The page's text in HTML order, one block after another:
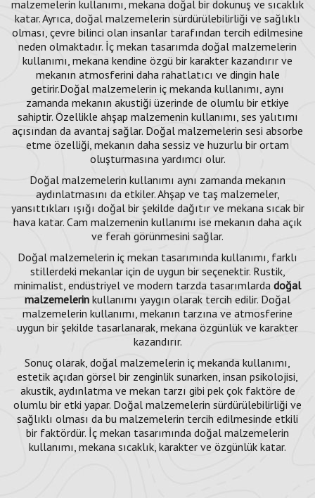
malzemelerin kullanımı, mekana doğal bir dokunuş ve sıcaklık
katar. Ayrıca, doğal malzemelerin sürdürülebilirliği ve sağlıklı
olması, çevre bilinci olan insanlar tarafından tercih edilmesine
neden olmaktadır. İç mekan tasarımda doğal malzemelerin
kullanımı, mekana kendine özgü bir karakter kazandırır ve
mekanın atmosferini daha rahatlatıcı ve dingin hale
getirir.Doğal malzemelerin iç mekanda kullanımı, aynı
zamanda mekanın akustiği üzerinde de olumlu bir etkiye
sahiptir. Özellikle ahşap malzemenin kullanımı, ses yalıtımı
açısından da avantaj sağlar. Doğal malzemelerin sesi absorbe
etme özelliği, mekanın daha sessiz ve huzurlu bir ortam
oluşturmasına yardımcı olur.
Doğal malzemelerin kullanımı aynı zamanda mekanın
aydınlatmasını da etkiler. Ahşap ve taş malzemeler,
yansıttıkları ışığı doğal bir şekilde dağıtır ve mekana sıcak bir
hava katar. Cam malzemenin kullanımı ise mekanın daha açık
ve ferah görünmesini sağlar.
Doğal malzemelerin iç mekan tasarımında kullanımı, farklı
stillerdeki mekanlar için de uygun bir seçenektir. Rustik,
minimalist, endüstriyel ve modern tarzda tasarımlarda doğal
malzemelerin kullanımı yaygın olarak tercih edilir. Doğal
malzemelerin kullanımı, mekanın tarzına ve atmosferine
uygun bir şekilde tasarlanarak, mekana özgünlük ve karakter
kazandırır.
Sonuç olarak, doğal malzemelerin iç mekanda kullanımı,
estetik açıdan görsel bir zenginlik sunarken, insan psikolojisi,
akustik, aydınlatma ve mekan tarzı gibi pek çok faktöre de
olumlu bir etki yapar. Doğal malzemelerin sürdürülebilirliği ve
sağlıklı olması da bu malzemelerin tercih edilmesinde etkili
bir faktördür. İç mekan tasarımında doğal malzemelerin
kullanımı, mekana sıcaklık, karakter ve özgünlük katar.